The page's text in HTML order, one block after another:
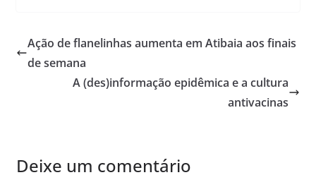
Ação de flanelinhas aumenta em Atibaia aos finais
de semana
A (des)informação epidêmica e a cultura
antivacinas
Deixe um comentário